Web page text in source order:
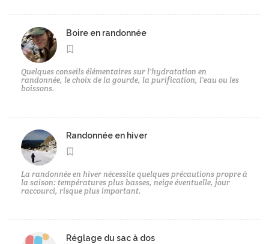
Boire en randonnée
Quelques conseils élémentaires sur l'hydratation en
randonnée, le choix de la gourde, la purification, l'eau ou les
boissons.
Randonnée en hiver
La randonnée en hiver nécessite quelques précautions propre à
la saison: températures plus basses, neige éventuelle, jour
raccourci, risque plus important.
Réglage du sac à dos